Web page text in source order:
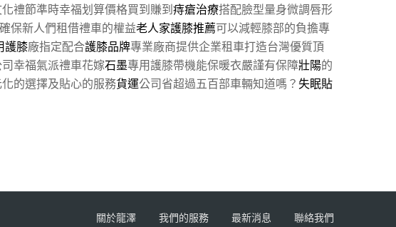
禮節準時幸福划算價格買到賺到痔瘡治療搭配臉型量身微調唇形
保新人們租借禮車的權益老人家護膝推薦可以減輕膝部的負擔專
護膝廠指定配合護膝品牌專業廠商提供企業租車打造台灣優質頂
幸福氣派禮車花嫁石墨專用護膝帶機能保暖衣嚴謹有保障壯陽的
的選擇及貼心的服務貨運公司省超過五百部車輛知道嗎？失眠貼
關於龍澤 我們的服務 最新消息 聯絡我們